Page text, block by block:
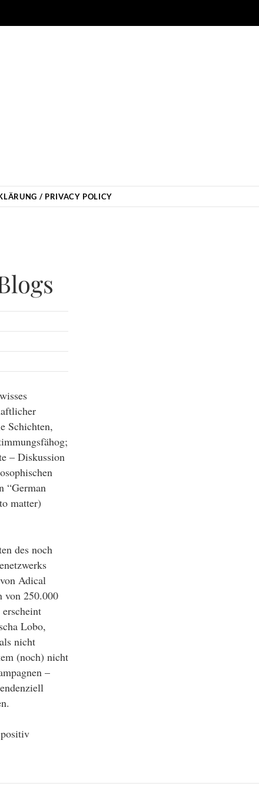
/ PRIVACY POLICY
Schichten,
– Diskussion
“German
matter)
des noch
Adical
von 250.000
Lobo,
nicht
(noch) nicht
–